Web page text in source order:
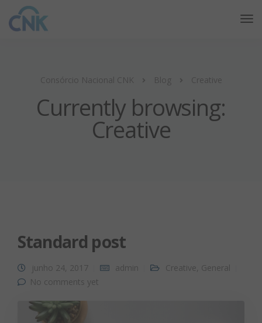
Consórcio Nacional CNK Blog Creative
Currently browsing:
Creative
Standard post
junho 24, 2017 admin Creative, General
No comments yet